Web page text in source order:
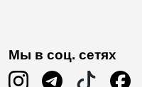
Мы в соц. сетях